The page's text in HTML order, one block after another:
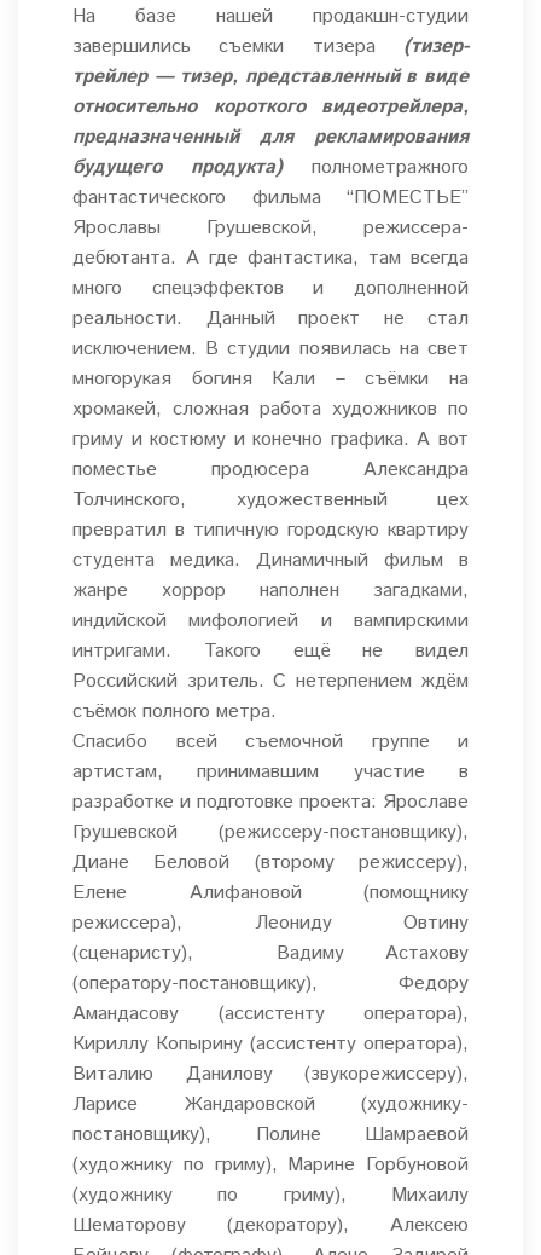
На базе нашей продакшн-студии
завершились съемки тизера (тизер-
трейлер — тизер, представленный в виде
относительно короткого видеотрейлера,
предназначенный для рекламирования
будущего продукта)полнометражного
фантастического фильма “ПОМЕСТЬЕ”
Ярославы Грушевской, режиссера-
дебютанта. А где фантастика, там всегда
много спецэффектов и дополненной
реальности. Данный проект не стал
исключением. В студии появилась на свет
многорукая богиня Кали – съёмки на
хромакей, сложная работа художников по
гриму и костюму и конечно графика. А вот
поместье продюсера Александра
Толчинского, художественный цех
превратил в типичную городскую квартиру
студента медика. Динамичный фильм в
жанре хоррор наполнен загадками,
индийской мифологией и вампирскими
интригами. Такого ещё не видел
Российский зритель. С нетерпением ждём
съёмок полного метра.
Спасибо всей съемочной группе и
артистам, принимавшим участие в
разработке и подготовке проекта: Ярославе
Грушевской (режиссеру-постановщику),
Диане Беловой (второму режиссеру),
Елене Алифановой (помощнику
режиссера), Леониду Овтину
(сценаристу), Вадиму Астахову
(оператору-постановщику), Федору
Амандасову (ассистенту оператора),
Кириллу Копырину (ассистенту оператора),
Виталию Данилову (звукорежиссеру),
Ларисе Жандаровской (художнику-
постановщику), Полине Шамраевой
(художнику по гриму), Марине Горбуновой
(художнику по гриму), Михаилу
Шематорову (декоратору), Алексею